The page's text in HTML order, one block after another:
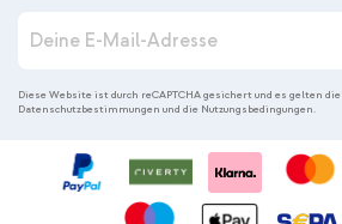
d
e
Diese Website ist durch reCAPTCHA gesichert und es gelten die
Datenschutzbestimmungen und die Nutzungsbedingungen.